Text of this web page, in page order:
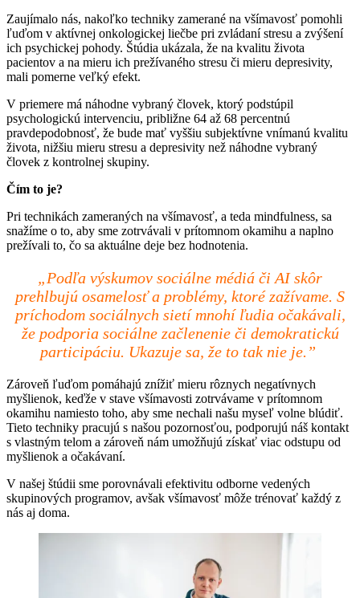
Zaujímalo nás, nakoľko techniky zamerané na všímavosť pomohli
ľuďom v aktívnej onkologickej liečbe pri zvládaní stresu a zvýšení
ich psychickej pohody. Štúdia ukázala, že na kvalitu života
pacientov a na mieru ich prežívaného stresu či mieru depresivity,
mali pomerne veľký efekt.
V priemere má náhodne vybraný človek, ktorý podstúpil
psychologickú intervenciu, približne 64 až 68 percentnú
pravdepodobnosť, že bude mať vyššiu subjektívne vnímanú kvalitu
života, nižšiu mieru stresu a depresivity než náhodne vybraný
človek z kontrolnej skupiny.
Čím to je?
Pri technikách zameraných na všímavosť, a teda mindfulness, sa
snažíme o to, aby sme zotrvávali v prítomnom okamihu a naplno
prežívali to, čo sa aktuálne deje bez hodnotenia.
„Podľa výskumov sociálne médiá či AI skôr
prehlbujú osamelosť a problémy, ktoré zažívame. S
príchodom sociálnych sietí mnohí ľudia očakávali,
že podporia sociálne začlenenie či demokratickú
participáciu. Ukazuje sa, že to tak nie je.”
Zároveň ľuďom pomáhajú znížiť mieru rôznych negatívnych
myšlienok, keďže v stave všímavosti zotrvávame v prítomnom
okamihu namiesto toho, aby sme nechali našu myseľ volne blúdiť.
Tieto techniky pracujú s našou pozornosťou, podporujú náš kontakt
s vlastným telom a zároveň nám umožňujú získať viac odstupu od
myšlienok a očakávaní.
V našej štúdii sme porovnávali efektivitu odborne vedených
skupinových programov, avšak všímavosť môže trénovať každý z
nás aj doma.